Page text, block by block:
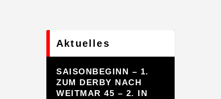
Aktuelles
SAISONBEGINN – 1.
ZUM DERBY NACH
WEITMAR 45 – 2. IN